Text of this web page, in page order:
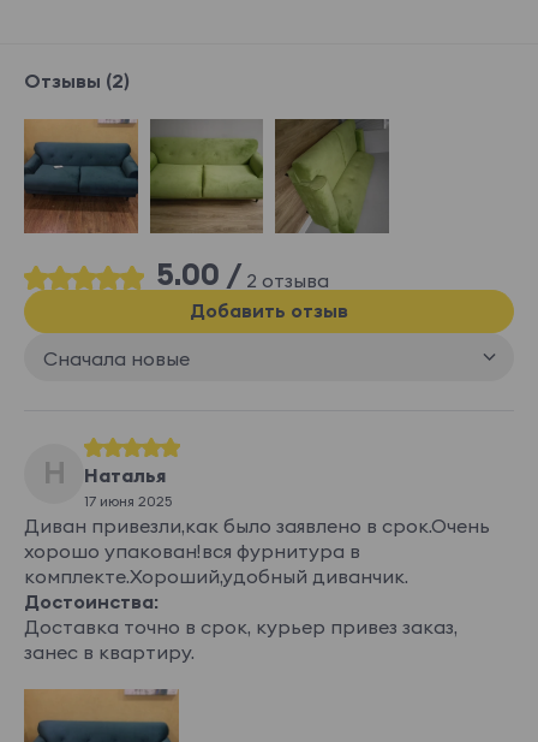
Отзывы (2)
5.00 / 2 отзыва
Сначала новые
Добавить отзыв
Н Наталья
17 июня 2025
Диван привезли,как было заявлено в срок.Очень
хорошо упакован!вся фурнитура в
комплекте.Хороший,удобный диванчик.
Достоинства:
Доставка точно в срок, курьер привез заказ,
занес в квартиру.